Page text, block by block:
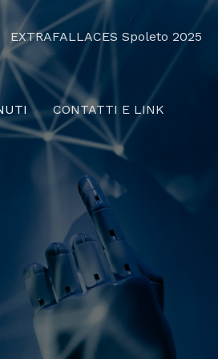
EXTRAFALLACES Spoleto 2025
CONTATTI E LINK